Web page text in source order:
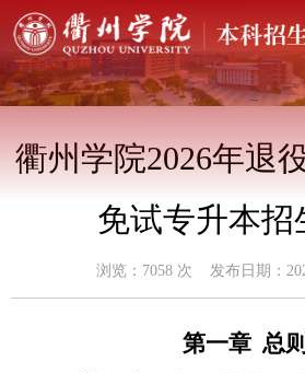
衢州学院2026年退
免试专升本招
浏览： 7058 次 发布日期：
第一章 总则